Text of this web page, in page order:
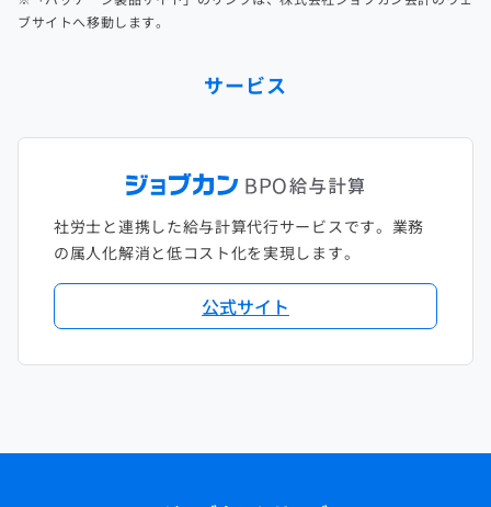
ブサイトへ移動します。
サービス
社労士と連携した給与計算代行サービスです。業務
の属人化解消と低コスト化を実現します。
公式サイト